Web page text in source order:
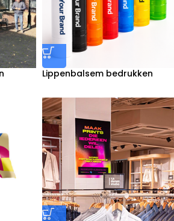
Lippenbalsem bedrukken